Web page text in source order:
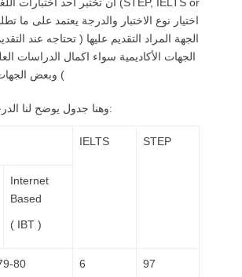
الجهة المراد التقديم عليها ( تحتاجه عند
الجهات الأكاديمية سواء اكمال الدراسات
وهنا جدول يوضح لنا الدرجات وما يعادلها:
IELTS STEP
Internet
Based
( IBT )
80 6 97